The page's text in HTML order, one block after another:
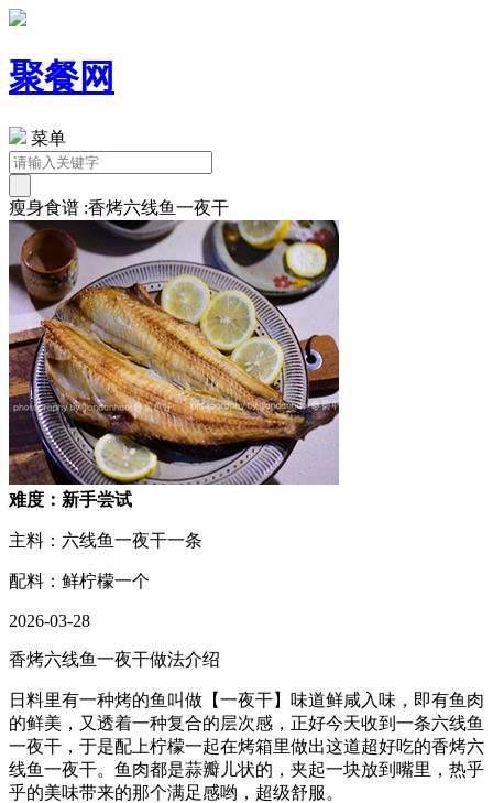
聚餐网
菜单
瘦身食谱 :香烤六线鱼一夜干
难度：新手尝试
主料：六线鱼一夜干一条
配料：鲜柠檬一个
2026-03-28
香烤六线鱼一夜干做法介绍
日料里有一种烤的鱼叫做【一夜干】味道鲜咸入味，即有鱼肉
的鲜美，又透着一种复合的层次感，正好今天收到一条六线鱼
一夜干，于是配上柠檬一起在烤箱里做出这道超好吃的香烤六
线鱼一夜干。鱼肉都是蒜瓣儿状的，夹起一块放到嘴里，热乎
乎的美味带来的那个满足感哟，超级舒服。